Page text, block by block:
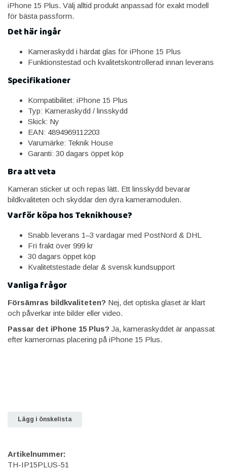
iPhone 15 Plus. Välj alltid produkt anpassad för exakt modell
för bästa passform.
Det här ingår
Kameraskydd i härdat glas för iPhone 15 Plus
Funktionstestad och kvalitetskontrollerad innan leverans
Specifikationer
Kompatibilitet: iPhone 15 Plus
Typ: Kameraskydd / linsskydd
Skick: Ny
EAN: 4894969112203
Varumärke: Teknik House
Garanti: 30 dagars öppet köp
Bra att veta
Kameran sticker ut och repas lätt. Ett linsskydd bevarar
bildkvaliteten och skyddar den dyra kameramodulen.
Varför köpa hos Teknikhouse?
Snabb leverans 1–3 vardagar med PostNord & DHL
Fri frakt över 999 kr
30 dagars öppet köp
Kvalitetstestade delar & svensk kundsupport
Vanliga frågor
Försämras bildkvaliteten? Nej, det optiska glaset är klart
och påverkar inte bilder eller video.
Passar det iPhone 15 Plus? Ja, kameraskyddet är anpassat
efter kamerornas placering på iPhone 15 Plus.
Lägg i önskelista
Artikelnummer:
TH-IP15PLUS-51